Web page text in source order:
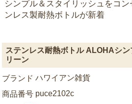
シンプル＆スタイリッシュをコ
ンレス製耐熱ボトルが新着
ステンレス耐熱ボトル ALOHAシ
リーン
ブランドハワイアン雑貨
商品番号 puce2102c